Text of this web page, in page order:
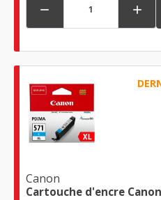
 
Canon
Cartouche d'encre Canon